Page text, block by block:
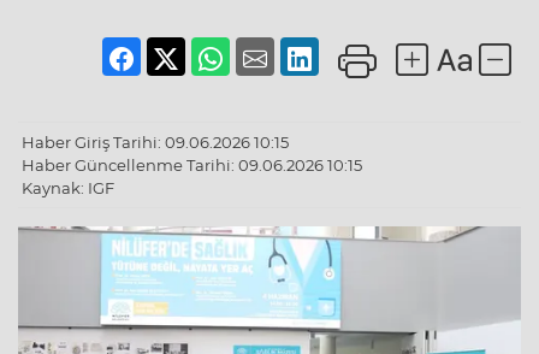
Haber Giriş Tarihi: 09.06.2026 10:15
Haber Güncellenme Tarihi: 09.06.2026 10:15
Kaynak: IGF